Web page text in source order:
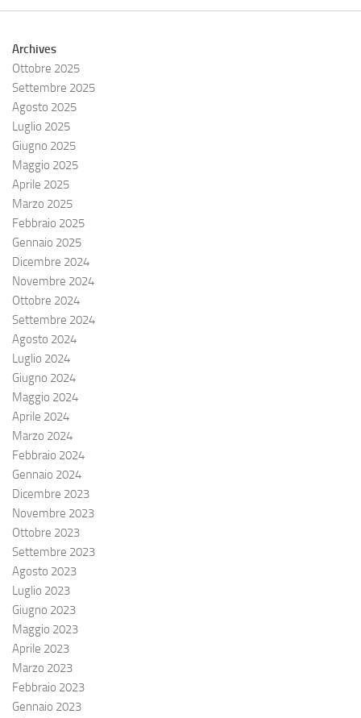
Archives
Ottobre 2025
Settembre 2025
Agosto 2025
Luglio 2025
Giugno 2025
Maggio 2025
Aprile 2025
Marzo 2025
Febbraio 2025
Gennaio 2025
Dicembre 2024
Novembre 2024
Ottobre 2024
Settembre 2024
Agosto 2024
Luglio 2024
Giugno 2024
Maggio 2024
Aprile 2024
Marzo 2024
Febbraio 2024
Gennaio 2024
Dicembre 2023
Novembre 2023
Ottobre 2023
Settembre 2023
Agosto 2023
Luglio 2023
Giugno 2023
Maggio 2023
Aprile 2023
Marzo 2023
Febbraio 2023
Gennaio 2023